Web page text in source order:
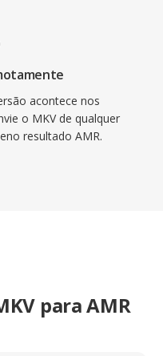
acontece nos
o MKV de qualquer
resultado AMR.
para AMR